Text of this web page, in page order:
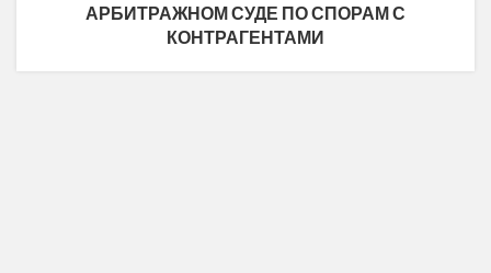
АРБИТРАЖНОМ СУДЕ ПО СПОРАМ С
КОНТРАГЕНТАМИ